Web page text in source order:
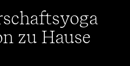
zu Hause